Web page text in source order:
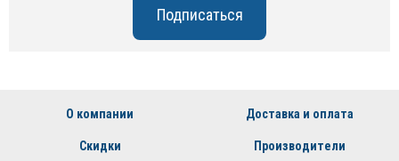
О компании Доставка и оплата
Скидки Производители